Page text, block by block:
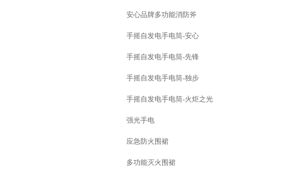
安心品牌多功能消防斧
手摇自发电手电筒-安心
手摇自发电手电筒-先锋
手摇自发电手电筒-独步
手摇自发电手电筒-火炬之光
强光手电
应急防火围裙
多功能灭火围裙